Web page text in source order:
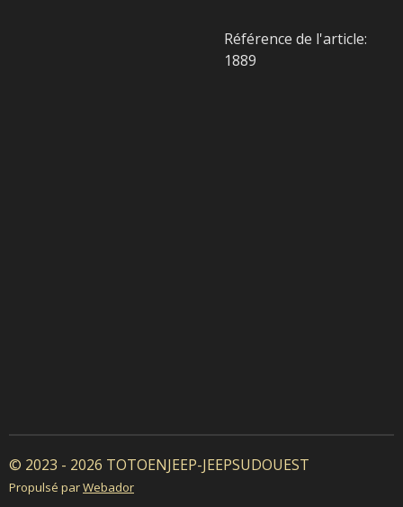
Référence de l'article:
1889
© 2023 - 2026 TOTOENJEEP-JEEPSUDOUEST
Propulsé parWebador